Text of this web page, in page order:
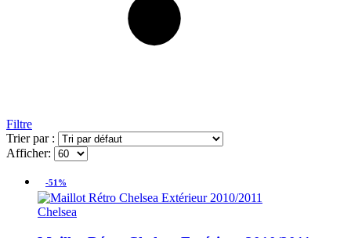
Filtre
Trier par :
Afficher:
-51%
Chelsea